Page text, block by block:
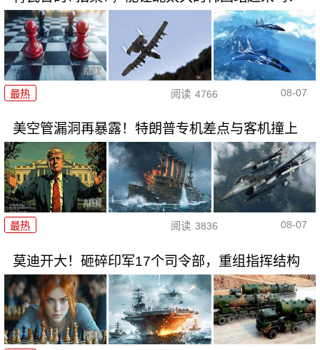
最热 阅读 4766 08-07
美空管漏洞再暴露！特朗普专机差点与客机撞上
最热 阅读 3836 08-07
莫迪开大！砸碎印军17个司令部，重组指挥结构